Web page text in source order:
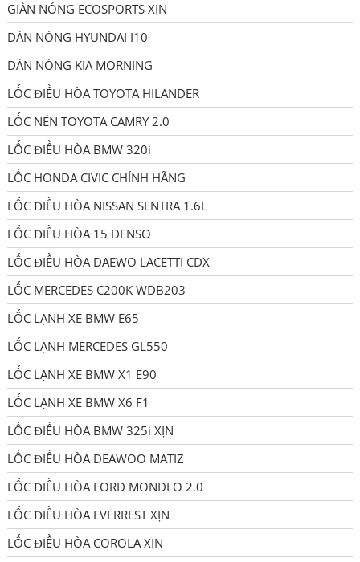
GIÀN NÓNG ECOSPORTS XỊN
DÀN NÓNG HYUNDAI I10
DÀN NÓNG KIA MORNING
LỐC ĐIỀU HÒA TOYOTA HILANDER
LỐC NÉN TOYOTA CAMRY 2.0
LỐC ĐIỀU HÒA BMW 320i
LỐC HONDA CIVIC CHÍNH HÃNG
LỐC ĐIỀU HÒA NISSAN SENTRA 1.6L
LỐC ĐIỀU HÒA 15 DENSO
LỐC ĐIỀU HÒA DAEWO LACETTI CDX
LỐC MERCEDES C200K WDB203
LỐC LẠNH XE BMW E65
LỐC LẠNH MERCEDES GL550
LỐC LẠNH XE BMW X1 E90
LỐC LẠNH XE BMW X6 F1
LỐC ĐIỀU HÒA BMW 325i XỊN
LỐC ĐIỀU HÒA DEAWOO MATIZ
LỐC ĐIỀU HÒA FORD MONDEO 2.0
LỐC ĐIỀU HÒA EVERREST XỊN
LỐC ĐIỀU HÒA COROLA XỊN